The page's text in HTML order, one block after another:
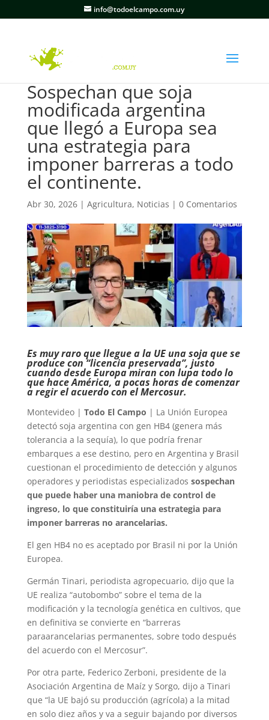
info@todoelcampo.com.uy
Sospechan que soja
modificada argentina
que llegó a Europa sea
una estrategia para
imponer barreras a todo
el continente.
Abr 30, 2026| Agricultura, Noticias | 0 Comentarios
Es muy raro que llegue a la UE una soja que se
produce con “licencia preservada”, justo
cuando desde Europa miran con lupa todo lo
que hace América, a pocas horas de comenzar
a regir el acuerdo con el Mercosur.
Montevideo | Todo El Campo | La Unión Europea
detectó soja argentina con gen HB4 (genera más
tolerancia a la sequía), lo que podría frenar
embarques a ese destino, pero en Argentina y Brasil
cuestionan el procedimiento de detección y algunos
operadores y periodistas especializados sospechan
que puede haber una maniobra de control de
ingreso, lo que constituiría una estrategia para
imponer barreras no arancelarias.
El gen HB4 no es aceptado por Brasil ni por la Unión
Europea.
Germán Tinari, periodista agropecuario, dijo que la
UE realiza “autobombo” sobre el tema de la
modificación y la tecnología genética en cultivos, que
en definitiva se convierte en “barreras
paraarancelarias permanentes, sobre todo después
del acuerdo con el Mercosur”.
Por otra parte, Federico Zerboni, presidente de la
Asociación Argentina de Maíz y Sorgo, dijo a Tinari
que “la UE bajó su producción (agrícola) a la mitad
en solo diez años y va a seguir bajando por diversos